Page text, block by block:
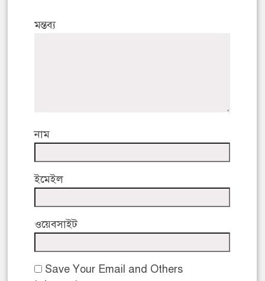
মন্তব্য
নাম
ইমেইল
ওয়েবসাইট
Save Your Email and Others